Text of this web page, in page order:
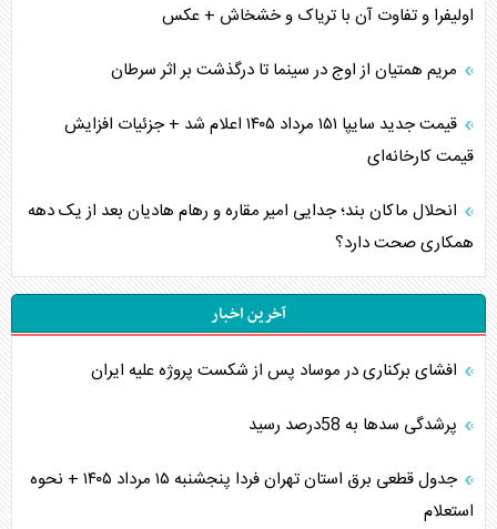
اولیفرا و تفاوت آن با تریاک و خشخاش + عکس
مریم همتیان از اوج در سینما تا درگذشت بر اثر سرطان
قیمت جدید سایپا ۱۵۱ مرداد ۱۴۰۵ اعلام شد + جزئیات افزایش
قیمت کارخانه‌ای
انحلال ماکان بند؛ جدایی امیر مقاره و رهام هادیان بعد از یک دهه
همکاری صحت دارد؟
آخرین اخبار
افشای برکناری در موساد پس از شکست پروژه علیه ایران
پرشدگی سدها به 58درصد رسید
جدول قطعی برق استان تهران فردا پنجشنبه ۱۵ مرداد ۱۴۰۵ + نحوه
استعلام